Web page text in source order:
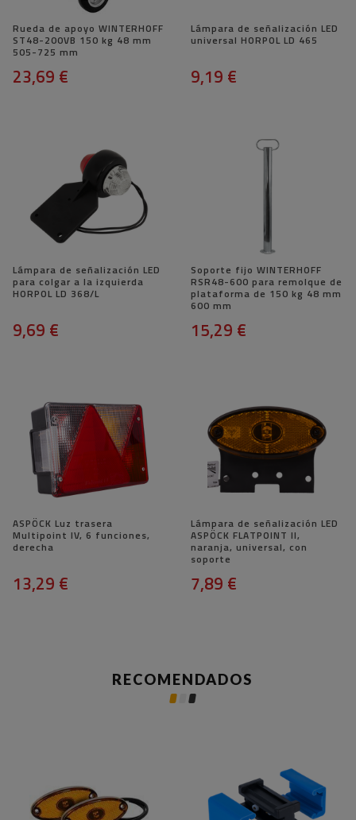
Rueda de apoyo WINTERHOFF
ST48-200VB 150 kg 48 mm
505-725 mm
23,69 €
Lámpara de señalización LED
universal HORPOL LD 465
9,19 €
Lámpara de señalización LED
para colgar a la izquierda
HORPOL LD 368/L
9,69 €
Soporte fijo WINTERHOFF
RSR48-600 para remolque de
plataforma de 150 kg 48 mm
600 mm
15,29 €
ASPÖCK Luz trasera
Multipoint IV, 6 funciones,
derecha
13,29 €
Lámpara de señalización LED
ASPÖCK FLATPOINT II, ​​
naranja, universal, con
soporte
7,89 €
RECOMENDADOS